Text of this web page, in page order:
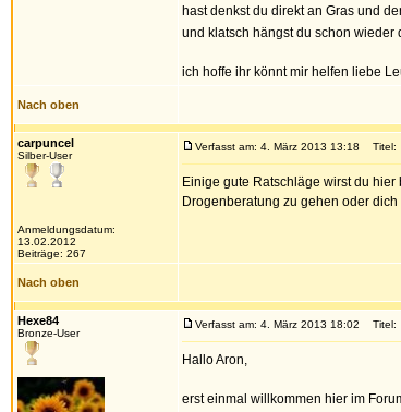
hast denkst du direkt an Gras und
und klatsch hängst du schon
ich hoffe ihr könnt mir helfen liebe
Nach oben
carpuncel
Silber-User
Anmeldungsdatum:
13.02.2012
Beiträge: 267
Verfasst am: 4. März 2013 13:18 Titel:
Einige gute Ratschläge wirst du
Drogenberatung zu gehen oder
Nach oben
Hexe84
Bronze-User
Verfasst am: 4. März 2013 18:02 Titel:
Hallo Aron,
erst einmal willkommen hier im